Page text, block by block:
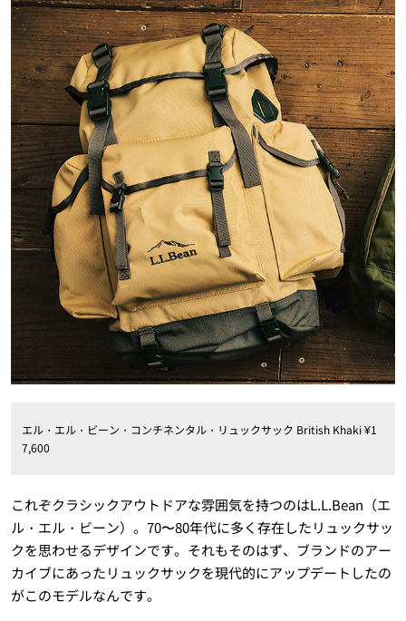
エル・エル・ビーン・コンチネンタル・リュックサック British Khaki ¥1
7,600
これぞクラシックアウトドアな雰囲気を持つのはL.L.Bean（エ
ル・エル・ビーン）。70〜80年代に多く存在したリュックサッ
クを思わせるデザインです。それもそのはず、ブランドのアー
カイブにあったリュックサックを現代的にアップデートしたの
がこのモデルなんです。